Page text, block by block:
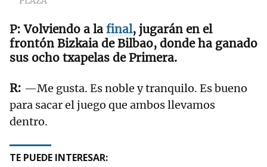
Volviendo a la final, jugarán en el
frontón Bizkaia de Bilbao, donde ha ganado
sus ocho txapelas de Primera.
—Me gusta. Es noble y tranquilo. Es bueno
para sacar el juego que ambos llevamos
dentro.
TE PUEDE INTERESAR: